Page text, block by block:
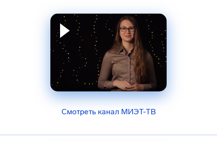
Смотреть канал МИЭТ-ТВ